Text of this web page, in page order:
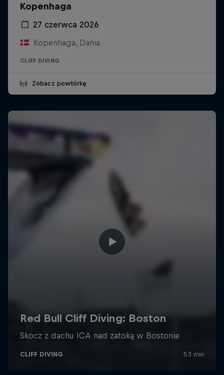
Kopenhaga
27 czerwca 2026
Kopenhaga, Dania
CLIFF DIVING
Zobacz powtórkę